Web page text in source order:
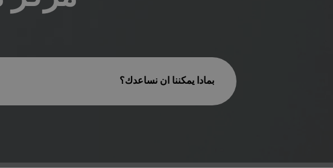
بمادا يمكننا ان نساعدك؟